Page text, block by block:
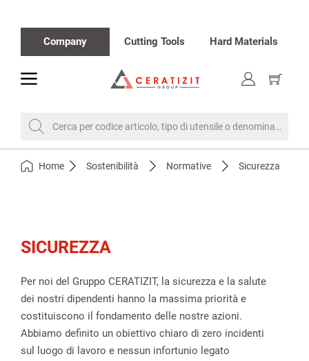
Company Cutting Tools Hard Materials
toggle
carrello
Cerca per codice articolo, tipo di utensile o denominazione
Home Sicurezza
Normative
Sostenibilità
SICUREZZA
Per noi del Gruppo CERATIZIT, la sicurezza e la salute
dei nostri dipendenti hanno la massima priorità e
costituiscono il fondamento delle nostre azioni.
Abbiamo definito un obiettivo chiaro di zero incidenti
sul luogo di lavoro e nessun infortunio legato